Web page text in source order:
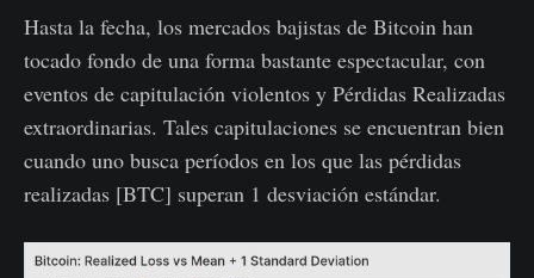
Hasta la fecha, los mercados bajistas de Bitcoin han
tocado fondo de una forma bastante espectacular, con
eventos de capitulación violentos y Pérdidas Realizadas
extraordinarias. Tales capitulaciones se encuentran bien
cuando uno busca períodos en los que las pérdidas
realizadas [BTC] superan 1 desviación estándar.